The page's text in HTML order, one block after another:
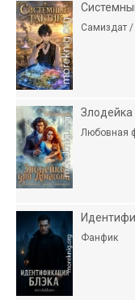
Самиздат
Злодейка
Любовная
Фанфик